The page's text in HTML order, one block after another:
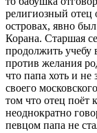
религиозный
островах, явно
Корана. Старшая
продолжить учебу
против желания
что папа хоть и
своего
том что отец поёт
неоднократно
певцом папа не